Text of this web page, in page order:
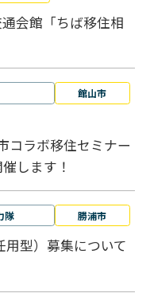
会館「ちば移住相
館山市
コラボ移住セミナー
します！
隊 勝浦市
型）募集について